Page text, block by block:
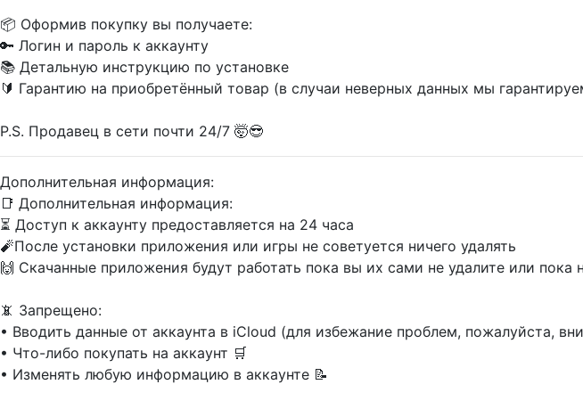
📦 Оформив покупку вы получаете:
🔑 Логин и пароль к аккаунту
📚 Детальную инструкцию по установке
🔰 Гарантию на приобретённый товар (в случаи неверных данных мы
P.S. Продавец в сети почти 24/7 🤯😎
Дополнительная информация:
📑 Дополнительная информация:
⏳ Доступ к аккаунту предоставляется на 24 часа
🧨После установки приложения или игры не советуется ничего удалять
🙌 Скачанные приложения будут работать пока вы их сами не удалите или пока
📵 Запрещено:
• Вводить данные от аккаунта в iCloud (для избежание проблем, пожалуйста,
• Что-либо покупать на аккаунт 🛒
• Изменять любую информацию в аккаунте 📝